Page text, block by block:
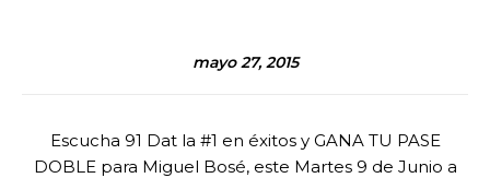
mayo 27, 2015
Escucha 91 Dat la #1 en éxitos y GANA TU PASE
DOBLE para Miguel Bosé, este Martes 9 de Junio a